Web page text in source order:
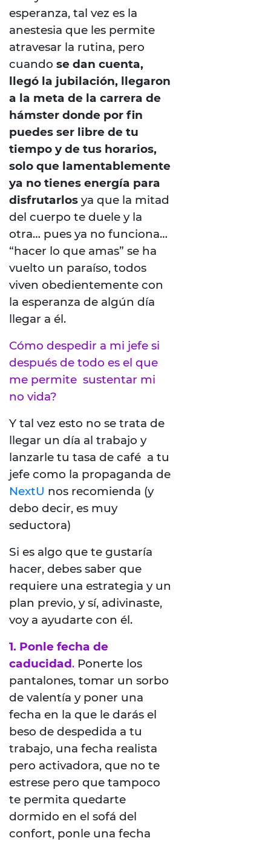
esperanza, tal vez es la
anestesia que les permite
atravesar la rutina, pero
cuando se dan cuenta,
llegó la jubilación, llegaron
a la meta de la carrera de
hámster donde por fin
puedes ser libre de tu
tiempo y de tus horarios,
solo que lamentablemente
ya no tienes energía para
disfrutarlos ya que la mitad
del cuerpo te duele y la
otra… pues ya no funciona…
“hacer lo que amas” se ha
vuelto un paraíso, todos
viven obedientemente con
la esperanza de algún día
llegar a él.
Cómo despedir a mi jefe si
después de todo es el que
me permite sustentar mi
no vida?
Y tal vez esto no se trata de
llegar un día al trabajo y
lanzarle tu tasa de café a tu
jefe como la propaganda de
NextU nos recomienda (y
debo decir, es muy
seductora)
Si es algo que te gustaría
hacer, debes saber que
requiere una estrategia y un
plan previo, y sí, adivinaste,
voy a ayudarte con él.
1. Ponle fecha de
caducidad. Ponerte los
pantalones, tomar un sorbo
de valentía y poner una
fecha en la que le darás el
beso de despedida a tu
trabajo, una fecha realista
pero activadora, que no te
estrese pero que tampoco
te permita quedarte
dormido en el sofá del
confort, ponle una fecha